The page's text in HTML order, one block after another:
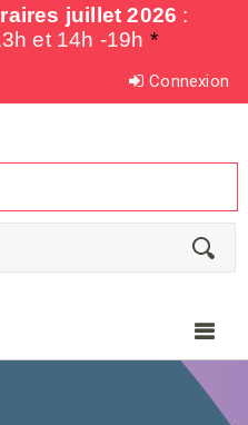
juillet 2026 :
et 14h -19h *
Connexion